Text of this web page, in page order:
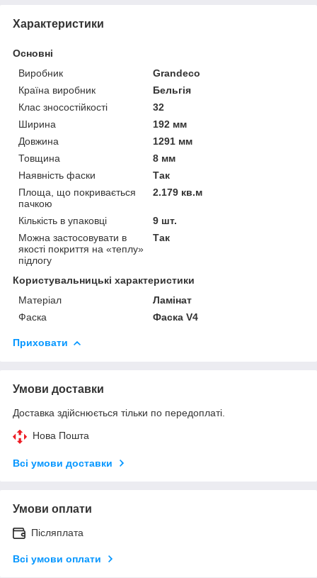
Характеристики
Основні
Виробник
Grandeco
Країна виробник
Бельгія
Клас зносостійкості
32
Ширина
192 мм
Довжина
1291 мм
Товщина
8 мм
Наявність фаски
Так
Площа, що покривається
пачкою
2.179 кв.м
Кількість в упаковці
9 шт.
Можна застосовувати в
якості покриття на «теплу»
підлогу
Так
Користувальницькі характеристики
Матеріал
Ламінат
Фаска
Фаска V4
Приховати
Умови доставки
Доставка здійснюється тільки по передоплаті.
Нова Пошта
Всі умови доставки
Умови оплати
Післяплата
Всі умови оплати